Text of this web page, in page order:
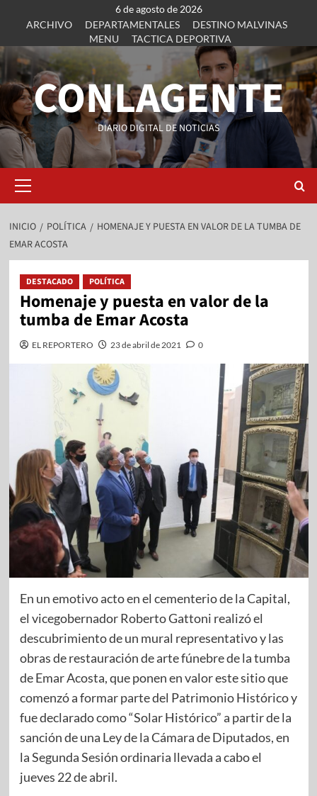
6 de agosto de 2026
ARCHIVO
DEPARTAMENTALES
DESTINO MALVINAS
MENU
TACTICA DEPORTIVA
CONLAGENTE
DIARIO DIGITAL DE NOTICIAS
INICIO POLÍTICA
HOMENAJE Y PUESTA EN VALOR DE LA TUMBA DE
EMAR ACOSTA
DESTACADO POLÍTICA
Homenaje y puesta en valor de la
tumba de Emar Acosta
EL REPORTERO 23 de abril de 2021 0
En un emotivo acto en el cementerio de la Capital,
el vicegobernador Roberto Gattoni realizó el
descubrimiento de un mural representativo y las
obras de restauración de arte fúnebre de la tumba
de Emar Acosta, que ponen en valor este sitio que
comenzó a formar parte del Patrimonio Histórico y
fue declarado como “Solar Histórico” a partir de la
sanción de una Ley de la Cámara de Diputados, en
la Segunda Sesión ordinaria llevada a cabo el
jueves 22 de abril.